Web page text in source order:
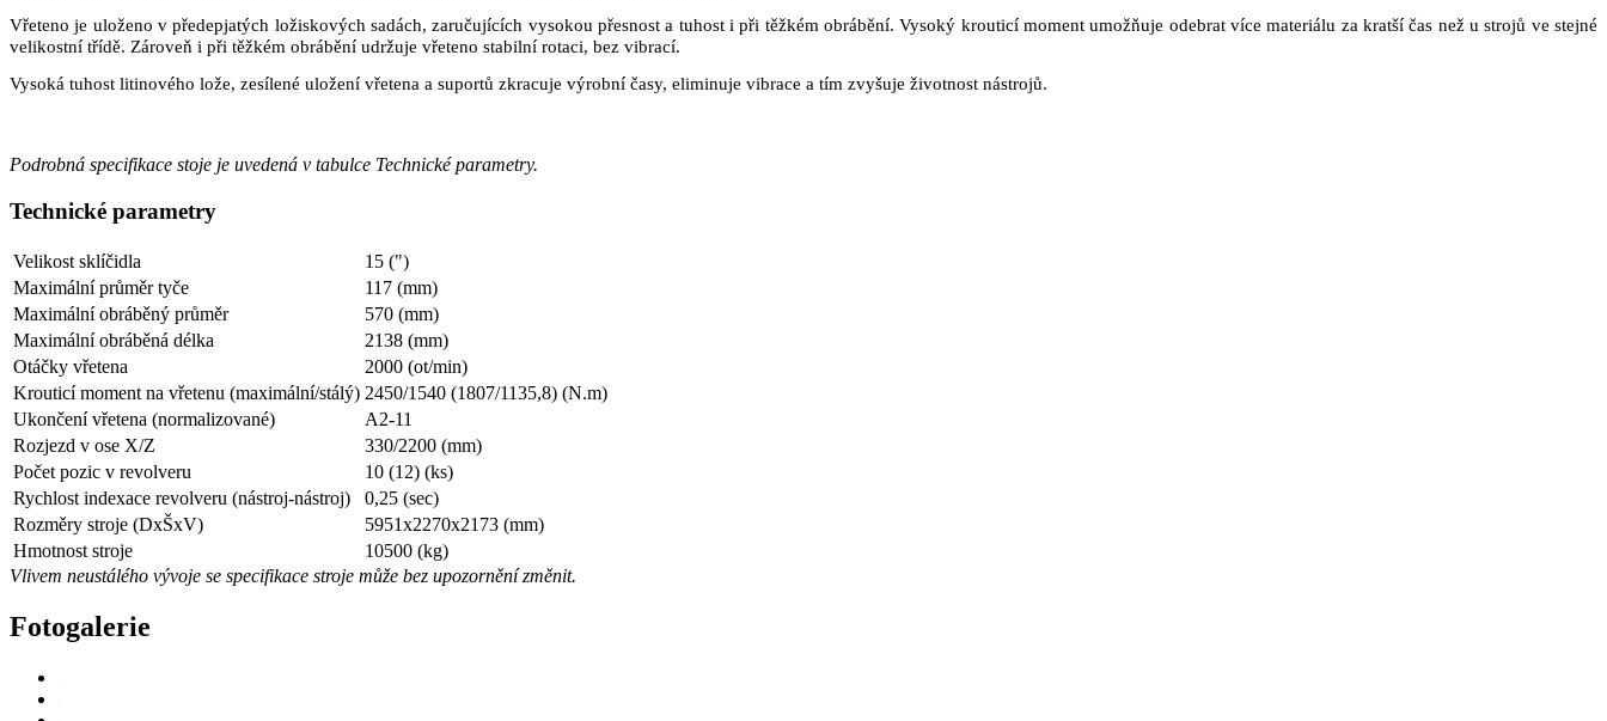
Vřeteno je uloženo v předepjatých ložiskových sadách, zaručujících vysokou přesnost a tuhost i při těžkém obrábění. Vysoký krouticí moment umožňuje odebrat více materiálu za kratší čas než u strojů ve stejné
velikostní třídě. Zároveň i při těžkém obrábění udržuje vřeteno stabilní rotaci, bez vibrací.
Vysoká tuhost litinového lože, zesílené uložení vřetena a suportů zkracuje výrobní časy, eliminuje vibrace a tím zvyšuje životnost nástrojů.
Podrobná specifikace stoje je uvedená v tabulce Technické parametry.
Technické parametry
Velikost sklíčidla 15 (")
Maximální průměr tyče
117 (mm)
Maximální obráběný průměr
570 (mm)
Maximální obráběná délka
2138 (mm)
Otáčky vřetena
2000 (ot/min)
Krouticí moment na vřetenu (maximální/stálý) 2450/1540 (1807/1135,8) (N.m)
Ukončení vřetena (normalizované)
A2-11
Rozjezd v ose X/Z
330/2200 (mm)
Počet pozic v revolveru
10 (12) (ks)
Rychlost indexace revolveru (nástroj-nástroj)
0,25 (sec)
Rozměry stroje (DxŠxV)
5951x2270x2173 (mm)
Hmotnost stroje
10500 (kg)
Vlivem neustálého vývoje se specifikace stroje může bez upozornění změnit.
Fotogalerie